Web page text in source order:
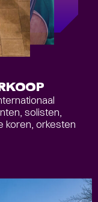
solisten,
koren, orkesten